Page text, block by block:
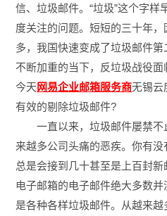
信、垃圾邮件。“垃圾”这个字
度关注的问题。短短的三十年
多，我国快速变成了垃圾邮件
不断加重的当下，反垃圾战役面
今天 网易企业邮箱服务商无锡云
有效的剔除垃圾邮件?
一直以来，垃圾邮件屡禁不
来越多公司头痛的恶疾。你有没
总是会接到几十甚至是上百封
电子邮箱的电子邮件绝大多数
是各种各样垃圾邮件。从越来